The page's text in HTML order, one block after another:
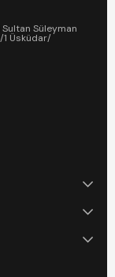
Sultan Süleyman
1 Üsküdar/